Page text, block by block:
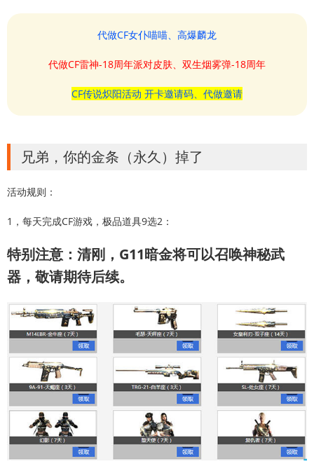
代做CF女仆喵喵、高爆麟龙
代做CF雷神-18周年派对皮肤、双生烟雾弹-18周年
CF传说炽阳活动 开卡邀请码、代做邀请
兄弟，你的金条（永久）掉了
活动规则：
1，每天完成CF游戏，极品道具9选2：
特别注意：清刚，G11暗金将可以召唤神秘武
器，敬请期待后续。